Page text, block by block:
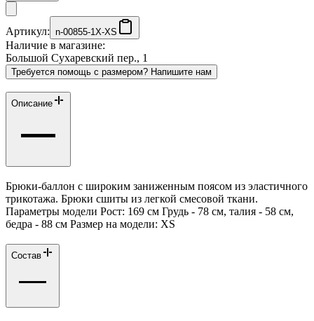
Артикул: n-00855-1X-XS
Наличие в магазине:
Большой Сухаревский пер., 1
Требуется помощь с размером? Напишите нам
Описание
Брюки-баллон с широким заниженным поясом из эластичного
трикотажа. Брюки сшиты из легкой смесовой ткани.
Параметры модели Рост: 169 см Грудь - 78 см, талия - 58 см,
бедра - 88 см Размер на модели: XS
Состав